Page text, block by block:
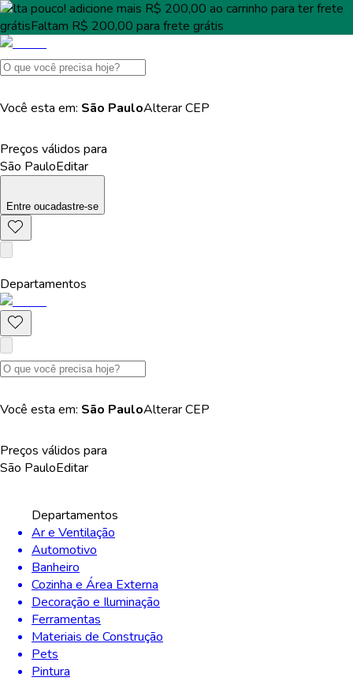
Falta pouco! adicione mais R$ 200,00 ao carrinho para terfrete
grátisFaltam R$ 200,00 para frete grátis
Você esta em: São PauloAlterarCEP
Preços válidos para
São PauloEditar
Entre oucadastre-se
Departamentos
Você esta em: São PauloAlterarCEP
Preços válidos para
São PauloEditar
Departamentos
Ar e Ventilação
Automotivo
Banheiro
Cozinha e Área Externa
Decoração e Iluminação
Ferramentas
Materiais de Construção
Pets
Pintura